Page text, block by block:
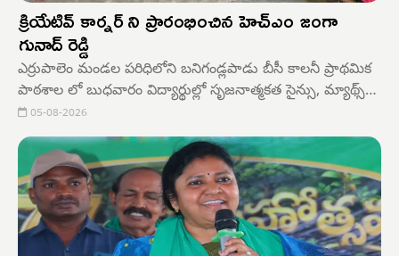
క్రియేటివ్ కార్నర్ ని ప్రారంభించిన హెచ్ఎం జంగా
గునాద్ రెడ్డి
ఎర్రుపాలెం మండల పరిధిలోని బనిగండ్లపాడు బీసీ కాలనీ ప్రాథమిక
పాఠశాల లో బుధవారం విద్యార్థుల్లో సృజనాత్మకత సైన్సు, మ్యాథ్స్
లాంగ్వేజ్ లలో స్టూడెంట్స్ లో ఉన్న టాలెంట్ ని వెలికి తీసే విధంగా
పాఠశాలలో క్రియేటివ్ కార్నర్ ని పాఠశాల ప్రధానోపాధ్యాయులు
జంగా గురునాథరెడ్డి ప్రారంభించారు.
05-08-2026